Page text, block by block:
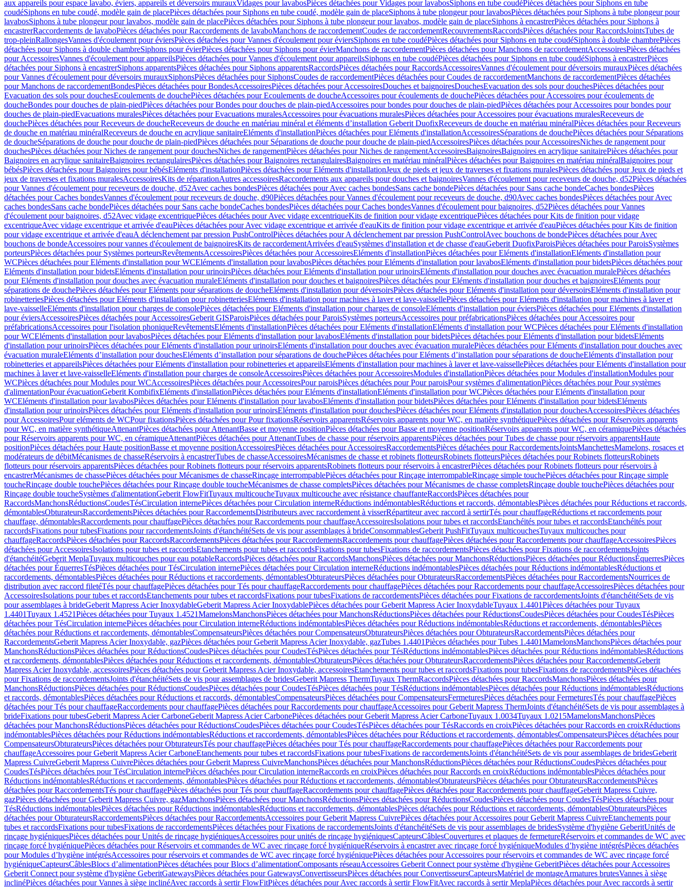
aux appareils pour espace lavabo, éviers, appareils et déversoirs murauxVidages pour lavabosPièces détachées pour Vidages pour lavabosSiphons en tube coudéPièces détachées pour Siphons en tube
coudéSiphons en tube coudé, modèle gain de placePièces détachées pour Siphons en tube coudé, modèle gain de placeSiphons à tube plongeur pour lavabosPièces détachées pour Siphons à tube plongeur pour
lavabosSiphons à tube plongeur pour lavabos, modèle gain de placePièces détachées pour Siphons à tube plongeur pour lavabos, modèle gain de placeSiphons à encastrerPièces détachées pour Siphons à
encastrerRaccordements de lavaboPièces détachées pour Raccordements de lavaboManchons de raccordementCoudes de raccordementRecouvrementsRaccordsPièces détachées pour RaccordsJointsTubes de
trop-pleinRallongesVannes d'écoulement pour éviersPièces détachées pour Vannes d'écoulement pour éviersSiphons en tube coudéPièces détachées pour Siphons en tube coudéSiphons à double chambrePièces
détachées pour Siphons à double chambreSiphons pour évierPièces détachées pour Siphons pour évierManchons de raccordementPièces détachées pour Manchons de raccordementAccessoiresPièces détachées
pour AccessoiresVannes d'écoulement pour appareilsPièces détachées pour Vannes d'écoulement pour appareilsSiphons en tube coudéPièces détachées pour Siphons en tube coudéSiphons à encastrerPièces
détachées pour Siphons à encastrerSiphons apparentsPièces détachées pour Siphons apparentsRaccordsPièces détachées pour RaccordsAccessoiresVannes d'écoulement pour déversoirs murauxPièces détachées
pour Vannes d'écoulement pour déversoirs murauxSiphonsPièces détachées pour SiphonsCoudes de raccordementPièces détachées pour Coudes de raccordementManchons de raccordementPièces détachées
pour Manchons de raccordementBondesPièces détachées pour BondesAccessoiresPièces détachées pour AccessoiresDouches et baignoiresDouchesEvacuation des sols pour douchesPièces détachées pour
Evacuation des sols pour douchesEcoulements de douchePièces détachées pour Ecoulements de doucheAccessoires pour écoulements de douchePièces détachées pour Accessoires pour écoulements de
doucheBondes pour douches de plain-piedPièces détachées pour Bondes pour douches de plain-piedAccessoires pour bondes pour douches de plain-piedPièces détachées pour Accessoires pour bondes pour
douches de plain-piedEvacuations muralesPièces détachées pour Evacuations muralesAccessoires pour évacuations muralesPièces détachées pour Accessoires pour évacuations muralesReceveurs de
douchePièces détachées pour Receveurs de doucheReceveurs de douche en matériau minéral et éléments d’installation Geberit DuofixReceveurs de douche en matériau minéralPièces détachées pour Receveurs
de douche en matériau minéralReceveurs de douche en acrylique sanitaireEléments d'installationPièces détachées pour Eléments d'installationAccessoiresSéparations de douchePièces détachées pour Séparations
de doucheSéparations de douche pour douche de plain-piedPièces détachées pour Séparations de douche pour douche de plain-piedAccessoiresPièces détachées pour AccessoiresNiches de rangement pour
douchesPièces détachées pour Niches de rangement pour douchesNiches de rangementPièces détachées pour Niches de rangementAccessoiresBaignoiresBaignoires en acrylique sanitairePièces détachées pour
Baignoires en acrylique sanitaireBaignoires rectangulairesPièces détachées pour Baignoires rectangulairesBaignoires en matériau minéralPièces détachées pour Baignoires en matériau minéralBaignoires pour
bébésPièces détachées pour Baignoires pour bébésEléments d'installationPièces détachées pour Eléments d'installationJeux de pieds et jeux de traverses et fixations muralesPièces détachées pour Jeux de pieds et
jeux de traverses et fixations muralesAccessoiresKits de réparationAutres accessoiresRaccordements aux appareils pour douches et baignoiresVannes d'écoulement pour receveurs de douche, d52Pièces détachées
pour Vannes d'écoulement pour receveurs de douche, d52Avec caches bondesPièces détachées pour Avec caches bondesSans cache bondePièces détachées pour Sans cache bondeCaches bondesPièces
détachées pour Caches bondesVannes d'écoulement pour receveurs de douche, d90Pièces détachées pour Vannes d'écoulement pour receveurs de douche, d90Avec caches bondesPièces détachées pour Avec
caches bondesSans cache bondePièces détachées pour Sans cache bondeCaches bondesPièces détachées pour Caches bondesVannes d'écoulement pour baignoires, d52Pièces détachées pour Vannes
d'écoulement pour baignoires, d52Avec vidage excentriquePièces détachées pour Avec vidage excentriqueKits de finition pour vidage excentriquePièces détachées pour Kits de finition pour vidage
excentriqueAvec vidage excentrique et arrivée d'eauPièces détachées pour Avec vidage excentrique et arrivée d'eauKits de finition pour vidage excentrique et arrivée d'eauPièces détachées pour Kits de finition
pour vidage excentrique et arrivée d'eauA déclenchement par pression PushControlPièces détachées pour A déclenchement par pression PushControlAvec bouchons de bondePièces détachées pour Avec
bouchons de bondeAccessoires pour vannes d'écoulement de baignoiresKits de raccordementArrivées d'eauSystèmes d'installation et de chasse d'eauGeberit DuofixParoisPièces détachées pour ParoisSystèmes
porteursPièces détachées pour Systèmes porteursRevêtementsAccessoiresPièces détachées pour AccessoiresEléments d'installationPièces détachées pour Eléments d'installationEléments d'installation pour
WCPièces détachées pour Eléments d'installation pour WCEléments d'installation pour lavabosPièces détachées pour Eléments d'installation pour lavabosEléments d'installation pour bidetsPièces détachées pour
Eléments d'installation pour bidetsEléments d'installation pour urinoirsPièces détachées pour Eléments d'installation pour urinoirsEléments d'installation pour douches avec évacuation muralePièces détachées
pour Eléments d'installation pour douches avec évacuation muraleEléments d'installation pour douches et baignoiresPièces détachées pour Eléments d'installation pour douches et baignoiresEléments pour
séparations de douchePièces détachées pour Eléments pour séparations de doucheEléments d'installation pour déversoirsPièces détachées pour Eléments d'installation pour déversoirsEléments d'installation pour
robinetteriesPièces détachées pour Eléments d'installation pour robinetteriesEléments d'installation pour machines à laver et lave-vaissellePièces détachées pour Eléments d'installation pour machines à laver et
lave-vaisselleEléments d'installation pour charges de consolePièces détachées pour Eléments d'installation pour charges de consoleEléments d'installation pour éviersPièces détachées pour Eléments d'installation
pour éviersAccessoiresPièces détachées pour AccessoiresGeberit GISParoisPièces détachées pour ParoisSystèmes porteursAccessoires pour préfabricationsPièces détachées pour Accessoires pour
préfabricationsAccessoires pour l'isolation phoniqueRevêtementsEléments d'installationPièces détachées pour Eléments d'installationEléments d'installation pour WCPièces détachées pour Eléments d'installation
pour WCEléments d'installation pour lavabosPièces détachées pour Eléments d'installation pour lavabosEléments d'installation pour bidetsPièces détachées pour Eléments d'installation pour bidetsEléments
d'installation pour urinoirsPièces détachées pour Eléments d'installation pour urinoirsEléments d'installation pour douches avec évacuation muralePièces détachées pour Eléments d'installation pour douches avec
évacuation muraleEléments d’installation pour douchesEléments d’installation pour séparations de douchePièces détachées pour Eléments d’installation pour séparations de doucheEléments d'installation pour
robinetteries et appareilsPièces détachées pour Eléments d'installation pour robinetteries et appareilsEléments d'installation pour machines à laver et lave-vaissellePièces détachées pour Eléments d'installation pour
machines à laver et lave-vaisselleEléments d'installation pour charges de consoleAccessoiresPièces détachées pour AccessoiresModules d'installationPièces détachées pour Modules d'installationModules pour
WCPièces détachées pour Modules pour WCAccessoiresPièces détachées pour AccessoiresPour paroisPièces détachées pour Pour paroisPour systèmes d'alimentationPièces détachées pour Pour systèmes
d'alimentationPour évacuationGeberit KombifixEléments d'installationPièces détachées pour Eléments d'installationEléments d'installation pour WCPièces détachées pour Eléments d'installation pour
WCEléments d'installation pour lavabosPièces détachées pour Eléments d'installation pour lavabosEléments d'installation pour bidetsPièces détachées pour Eléments d'installation pour bidetsEléments
d'installation pour urinoirsPièces détachées pour Eléments d'installation pour urinoirsEléments d'installation pour douchesPièces détachées pour Eléments d'installation pour douchesAccessoiresPièces détachées
pour AccessoiresPour eléments de WCPour fixationsPièces détachées pour Pour fixationsRéservoirs apparentsRéservoirs apparents pour WC, en matière synthétiquePièces détachées pour Réservoirs apparents
pour WC, en matière synthétiqueAttenantPièces détachées pour AttenantBasse et moyenne positionPièces détachées pour Basse et moyenne positionRéservoirs apparents pour WC, en céramiquePièces détachées
pour Réservoirs apparents pour WC, en céramiqueAttenantPièces détachées pour AttenantTubes de chasse pour réservoirs apparentsPièces détachées pour Tubes de chasse pour réservoirs apparentsHaute
positionPièces détachées pour Haute positionBasse et moyenne positionAccessoiresPièces détachées pour AccessoiresRaccordementsPièces détachées pour RaccordementsJointsManchettesMamelons, rosaces et
modérateurs de débitMécanismes de chasseRéservoirs à encastrerTubes de chasseAccessoiresMécanismes de chasse et robinets flotteursRobinets flotteursPièces détachées pour Robinets flotteursRobinets
flotteurs pour réservoirs apparentsPièces détachées pour Robinets flotteurs pour réservoirs apparentsRobinets flotteurs pour réservoirs à encastrerPièces détachées pour Robinets flotteurs pour réservoirs à
encastrerMécanismes de chassePièces détachées pour Mécanismes de chasseRinçage interrompablePièces détachées pour Rinçage interrompableRinçage simple touchePièces détachées pour Rinçage simple
toucheRinçage double touchePièces détachées pour Rinçage double toucheMécanismes de chasse completsPièces détachées pour Mécanismes de chasse completsRinçage double touchePièces détachées pour
Rinçage double toucheSystèmes d'alimentationGeberit FlowFitTuyaux multicoucheTuyaux multicouche avec résistance chauffanteRaccordsPièces détachées pour
RaccordsManchonsRéductionsCoudesTésCirculation internePièces détachées pour Circulation interneRéductions indémontablesRéductions et raccords, démontablesPièces détachées pour Réductions et raccords,
démontablesObturateursRaccordementsPièces détachées pour RaccordementsDistributeurs avec raccordement à visserRépartiteur avec raccord à sertirTés pour chauffageRéductions et raccordements pour
chauffage, démontablesRaccordements pour chauffagePièces détachées pour Raccordements pour chauffageAccessoiresIsolations pour tubes et raccordsEtanchéités pour tubes et raccordsEtanchéités pour
raccordsFixations pour tubesFixations pour raccordementsJoints d'étanchéitéSets de vis pour assemblages à brideConsommablesGeberit PushFitTuyaux multicouchesTuyaux multicouches pour
chauffageRaccordsPièces détachées pour RaccordsRaccordementsPièces détachées pour RaccordementsRaccordements pour chauffagePièces détachées pour Raccordements pour chauffageAccessoiresPièces
détachées pour AccessoiresIsolations pour tubes et raccordsEtanchements pour tubes et raccordsFixations pour tubesFixations de raccordementsPièces détachées pour Fixations de raccordementsJoints
d'étanchéitéGeberit MeplaTuyaux multicouches pour eau potableRaccordsPièces détachées pour RaccordsManchonsPièces détachées pour ManchonsRéductionsPièces détachées pour RéductionsÉquerresPièces
détachées pour ÉquerresTésPièces détachées pour TésCirculation internePièces détachées pour Circulation interneRéductions indémontablesPièces détachées pour Réductions indémontablesRéductions et
raccordements, démontablesPièces détachées pour Réductions et raccordements, démontablesObturateursPièces détachées pour ObturateursRaccordementsPièces détachées pour RaccordementsNourrices de
distribution avec raccord filetéTés pour chauffagePièces détachées pour Tés pour chauffageRaccordements pour chauffagePièces détachées pour Raccordements pour chauffageAccessoiresPièces détachées pour
AccessoiresIsolations pour tubes et raccordsEtanchements pour tubes et raccordsFixations pour tubesFixations de raccordementsPièces détachées pour Fixations de raccordementsJoints d'étanchéitéSets de vis
pour assemblages à brideGeberit Mapress Acier InoxydableGeberit Mapress Acier InoxydablePièces détachées pour Geberit Mapress Acier InoxydableTuyaux 1.4401Pièces détachées pour Tuyaux
1.4401Tuyaux 1.4521Pièces détachées pour Tuyaux 1.4521MamelonsManchonsPièces détachées pour ManchonsRéductionsPièces détachées pour RéductionsCoudesPièces détachées pour CoudesTésPièces
détachées pour TésCirculation internePièces détachées pour Circulation interneRéductions indémontablesPièces détachées pour Réductions indémontablesRéductions et raccordements, démontablesPièces
détachées pour Réductions et raccordements, démontablesCompensateursPièces détachées pour CompensateursObturateursPièces détachées pour ObturateursRaccordementsPièces détachées pour
RaccordementsGeberit Mapress Acier Inoxydable, gazPièces détachées pour Geberit Mapress Acier Inoxydable, gazTubes 1.4401Pièces détachées pour Tubes 1.4401MamelonsManchonsPièces détachées pour
ManchonsRéductionsPièces détachées pour RéductionsCoudesPièces détachées pour CoudesTésPièces détachées pour TésRéductions indémontablesPièces détachées pour Réductions indémontablesRéductions
et raccordements, démontablesPièces détachées pour Réductions et raccordements, démontablesObturateursPièces détachées pour ObturateursRaccordementsPièces détachées pour RaccordementsGeberit
Mapress Acier Inoxydable, accessoiresPièces détachées pour Geberit Mapress Acier Inoxydable, accessoiresEtanchements pour tubes et raccordsFixations pour tubesFixations de raccordementsPièces détachées
pour Fixations de raccordementsJoints d'étanchéitéSets de vis pour assemblages de bridesGeberit Mapress ThermTuyaux ThermRaccordsPièces détachées pour RaccordsManchonsPièces détachées pour
ManchonsRéductionsPièces détachées pour RéductionsCoudesPièces détachées pour CoudesTésPièces détachées pour TésRéductions indémontablesPièces détachées pour Réductions indémontablesRéductions
et raccords, démontablesPièces détachées pour Réductions et raccords, démontablesCompensateursPièces détachées pour CompensateursFermeturesPièces détachées pour FermeturesTés pour chauffagePièces
détachées pour Tés pour chauffageRaccordements pour chauffagePièces détachées pour Raccordements pour chauffageAccessoires pour Geberit Mapress ThermJoints d'étanchéitéSets de vis pour assemblages à
brideFixations pour tubesGeberit Mapress Acier CarboneGeberit Mapress Acier CarbonePièces détachées pour Geberit Mapress Acier CarboneTuyaux 1.0034Tuyaux 1.0215MamelonsManchonsPièces
détachées pour ManchonsRéductionsPièces détachées pour RéductionsCoudesPièces détachées pour CoudesTésPièces détachées pour TésRaccords en croixPièces détachées pour Raccords en croixRéductions
indémontablesPièces détachées pour Réductions indémontablesRéductions et raccordements, démontablesPièces détachées pour Réductions et raccordements, démontablesCompensateursPièces détachées pour
CompensateursObturateursPièces détachées pour ObturateursTés pour chauffagePièces détachées pour Tés pour chauffageRaccordements pour chauffagePièces détachées pour Raccordements pour
chauffageAccessoires pour Geberit Mapress Acier CarboneEtanchements pour tubes et raccordsFixations pour tubesFixations de raccordementsJoints d'étanchéitéSets de vis pour assemblages de bridesGeberit
Mapress CuivreGeberit Mapress CuivrePièces détachées pour Geberit Mapress CuivreManchonsPièces détachées pour ManchonsRéductionsPièces détachées pour RéductionsCoudesPièces détachées pour
CoudesTésPièces détachées pour TésCirculation internePièces détachées pour Circulation interneRaccords en croixPièces détachées pour Raccords en croixRéductions indémontablesPièces détachées pour
Réductions indémontablesRéductions et raccordements, démontablesPièces détachées pour Réductions et raccordements, démontablesObturateursPièces détachées pour ObturateursRaccordementsPièces
détachées pour RaccordementsTés pour chauffagePièces détachées pour Tés pour chauffageRaccordements pour chauffagePièces détachées pour Raccordements pour chauffageGeberit Mapress Cuivre,
gazPièces détachées pour Geberit Mapress Cuivre, gazManchonsPièces détachées pour ManchonsRéductionsPièces détachées pour RéductionsCoudesPièces détachées pour CoudesTésPièces détachées pour
TésRéductions indémontablesPièces détachées pour Réductions indémontablesRéductions et raccordements, démontablesPièces détachées pour Réductions et raccordements, démontablesObturateursPièces
détachées pour ObturateursRaccordementsPièces détachées pour RaccordementsAccessoires pour Geberit Mapress CuivrePièces détachées pour Accessoires pour Geberit Mapress CuivreEtanchements pour
tubes et raccordsFixations pour tubesFixations de raccordementsPièces détachées pour Fixations de raccordementsJoints d'étanchéitéSets de vis pour assemblages de bridesSystème d'hygiène GeberitUnités de
rinçage hygiéniquesPièces détachées pour Unités de rinçage hygiéniquesAccessoires pour unités de rinçage hygiéniquesCapteursCâblesCouvertures et plaques de fermetureRéservoirs et commandes de WC avec
rinçage forcé hygiéniquePièces détachées pour Réservoirs et commandes de WC avec rinçage forcé hygiéniqueRéservoirs à encastrer avec rinçage forcé hygiéniqueModules d’hygiène intégrésPièces détachées
pour Modules d’hygiène intégrésAccessoires pour réservoirs et commandes de WC avec rinçage forcé hygiéniquePièces détachées pour Accessoires pour réservoirs et commandes de WC avec rinçage forcé
hygiéniqueCapteursCâblesBlocs d’alimentationPièces détachées pour Blocs d’alimentationComposants réseauAccessoires Geberit Connect pour système d'hygiène GeberitPièces détachées pour Accessoires
Geberit Connect pour système d'hygiène GeberitGatewaysPièces détachées pour GatewaysConvertisseursPièces détachées pour ConvertisseursCapteursMatériel de montageArmatures brutesVannes à siège
inclinéPièces détachées pour Vannes à siège inclinéAvec raccords à sertir FlowFitPièces détachées pour Avec raccords à sertir FlowFitAvec raccords à sertir MeplaPièces détachées pour Avec raccords à sertir